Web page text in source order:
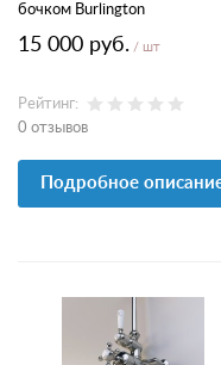
бочком Burlington
15 000 руб. / шт
Рейтинг:
0 отзывов
Подробное